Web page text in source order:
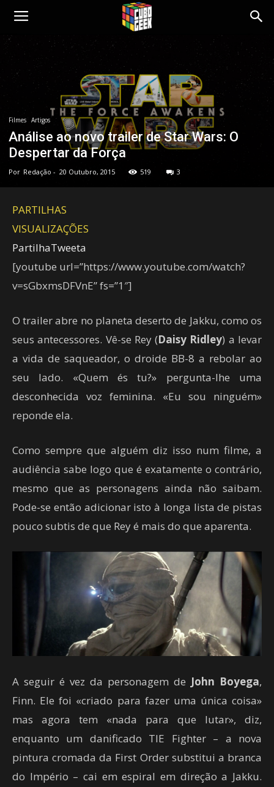
Cubo
Filmes Artigos
Análise ao novo trailer de Star Wars: O
Despertar da Força
Por Redação - 20 Outubro, 2015 519 3
PARTILHAS
VISUALIZAÇÕES
PartilhaTweeta
[youtube url=”https://www.youtube.com/watch?
v=sGbxmsDFVnE” fs=”1″]
O trailer abre no planeta deserto de Jakku, como os
seus antecessores. Vê-se Rey (Daisy Ridley) a levar
a vida de saqueador, o droide BB-8 a rebolar ao
seu lado. «Quem és tu?» pergunta-lhe uma
desconhecida voz feminina. «Eu sou ninguém»
reponde ela.
Como sempre que alguém diz isso num filme, a
audiência sabe logo que é exatamente o contrário,
mesmo que as personagens ainda não saibam.
Pode-se então adicionar isto à longa lista de pistas
pouco subtis de que Rey é mais do que aparenta.
A seguir é vez da personagem de John Boyega,
Finn. Ele foi «criado para fazer uma única coisa»
mas agora tem «nada para que lutar», diz,
enquanto um danificado TIE Fighter – a nova
pintura cromada da First Order substitui a branca
do Império – cai em espiral em direção a Jakku.